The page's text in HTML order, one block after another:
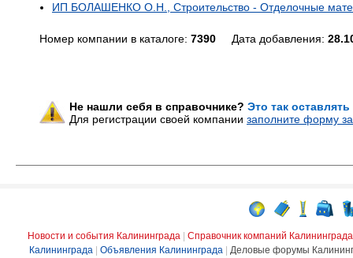
ИП БОЛАШЕНКО О.Н., Строительство - Отделочные
Номер компании в каталоге: 7390 Дата добавления:
Не нашли себя в справочнике? Это так
Для регистрации своей компании заполните форму
Новости и события Калининграда
Справочник компаний Калининграда
Калининграда
Объявления Калининграда
Деловые форумы